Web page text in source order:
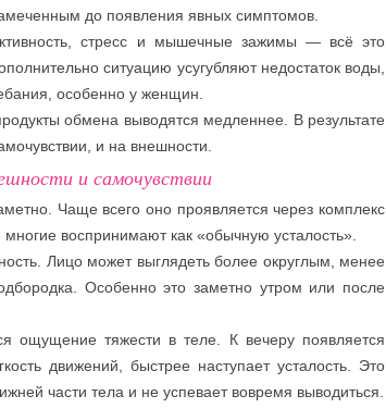
до появления явных симптомов.
стресс и мышечные зажимы — всё это
ситуацию усугубляют недостаток воды,
особенно у женщин.
обмена выводятся медленнее. В результате
и на внешности.
и самочувствии
Чаще всего оно проявляется через комплекс
воспринимают как «обычную усталость».
Лицо может выглядеть более округлым, менее
Особенно это заметно утром или после
ощущение тяжести в теле. К вечеру появляется
движений, быстрее наступает усталость. Это
части тела и не успевает вовремя выводиться.